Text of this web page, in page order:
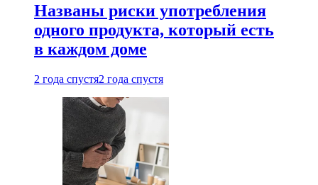
Названы риски употребления
одного продукта, который есть
в каждом доме
2 года спустя2 года спустя